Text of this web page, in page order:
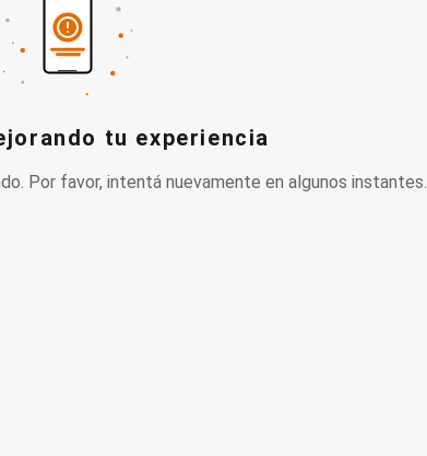
tu experiencia
Por favor, intentá nuevamente en algunos instantes.